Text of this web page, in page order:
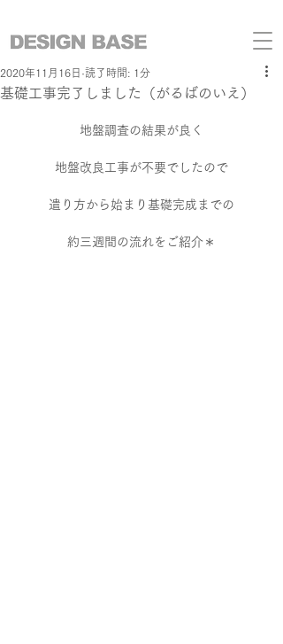
基礎工事完了しました（がるばのいえ）
2020年11月16日 読了時間: 1分
地盤調査の結果が良く
地盤改良工事が不要でしたので
遣り方から始まり基礎完成までの
約三週間の流れをご紹介＊